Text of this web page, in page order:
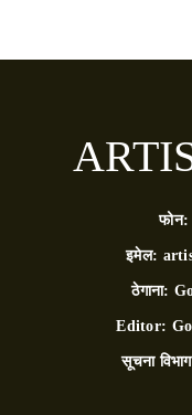
फोन:
इमेल:
ठेगाना:
Editor:
सूचना विभाग